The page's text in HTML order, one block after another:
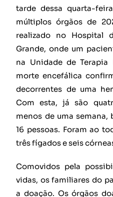
tarde dessa quarta-
múltiplos órgãos de
realizado no Hospital
Grande, onde um
na Unidade de Terapia
morte encefálica
decorrentes de uma
Com esta, já são
menos de uma
16 pessoas. Foram ao
três fígados e seis
Comovidos pela
vidas, os familiares do
a doação. Os órgãos